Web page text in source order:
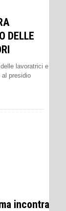
DELLE
lavoratrici e
al presidio
incontra